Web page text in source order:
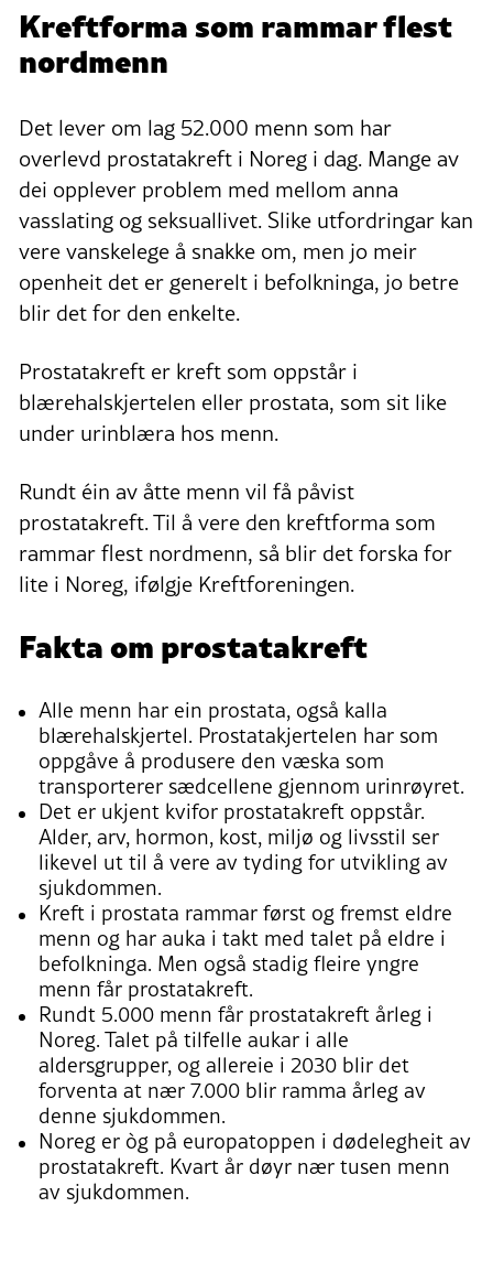
Kreftforma som rammar flest
nordmenn
Det lever om lag 52.000 menn som har
overlevd prostatakreft i Noreg i dag. Mange av
dei opplever problem med mellom anna
vasslating og seksuallivet. Slike utfordringar kan
vere vanskelege å snakke om, men jo meir
openheit det er generelt i befolkninga, jo betre
blir det for den enkelte.
Prostatakreft er kreft som oppstår i
blærehalskjertelen eller prostata, som sit like
under urinblæra hos menn.
Rundt éin av åtte menn vil få påvist
prostatakreft. Til å vere den kreftforma som
rammar flest nordmenn, så blir det forska for
lite i Noreg, ifølgje Kreftforeningen.
Fakta om prostatakreft
Alle menn har ein prostata, også kalla
blærehalskjertel. Prostatakjertelen har som
oppgåve å produsere den væska som
transporterer sædcellene gjennom urinrøyret.
Det er ukjent kvifor prostatakreft oppstår.
Alder, arv, hormon, kost, miljø og livsstil ser
likevel ut til å vere av tyding for utvikling av
sjukdommen.
Kreft i prostata rammar først og fremst eldre
menn og har auka i takt med talet på eldre i
befolkninga. Men også stadig fleire yngre
menn får prostatakreft.
Rundt 5.000 menn får prostatakreft årleg i
Noreg. Talet på tilfelle aukar i alle
aldersgrupper, og allereie i 2030 blir det
forventa at nær 7.000 blir ramma årleg av
denne sjukdommen.
Noreg er òg på europatoppen i dødelegheit av
prostatakreft. Kvart år døyr nær tusen menn
av sjukdommen.